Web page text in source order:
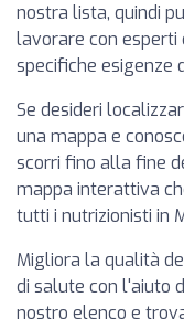
nostra lista, quindi
lavorare con esperti
specifiche esigenze
Se desideri
una mappa e
scorri fino alla fine
mappa interattiva
tutti i nutrizionisti in
Migliora la qualità
di salute con l'aiuto
nostro elenco e